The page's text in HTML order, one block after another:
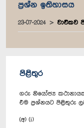
ප්‍රශ්න ඉතිහාසය
23-07-2024 වාචිකව
පිළිතුර
ගරු නියෝජ්‍ය
එම ප්‍රශ්නයට පිළිතුරු
(අ) (i)